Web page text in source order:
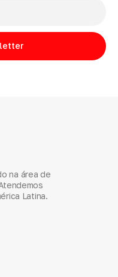
na área de
Latina.